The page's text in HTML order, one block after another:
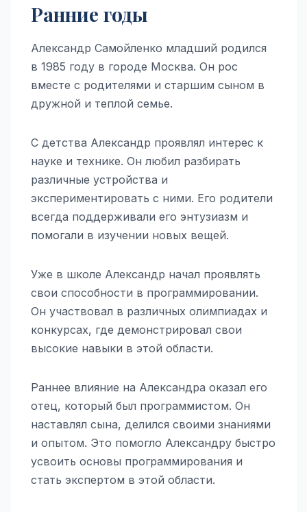
Ранние годы
Александр Самойленко младший родился
в 1985 году в городе Москва. Он рос
вместе с родителями и старшим сыном в
дружной и теплой семье.
С детства Александр проявлял интерес к
науке и технике. Он любил разбирать
различные устройства и
экспериментировать с ними. Его родители
всегда поддерживали его энтузиазм и
помогали в изучении новых вещей.
Уже в школе Александр начал проявлять
свои способности в программировании.
Он участвовал в различных олимпиадах и
конкурсах, где демонстрировал свои
высокие навыки в этой области.
Раннее влияние на Александра оказал его
отец, который был программистом. Он
наставлял сына, делился своими знаниями
и опытом. Это помогло Александру быстро
усвоить основы программирования и
стать экспертом в этой области.